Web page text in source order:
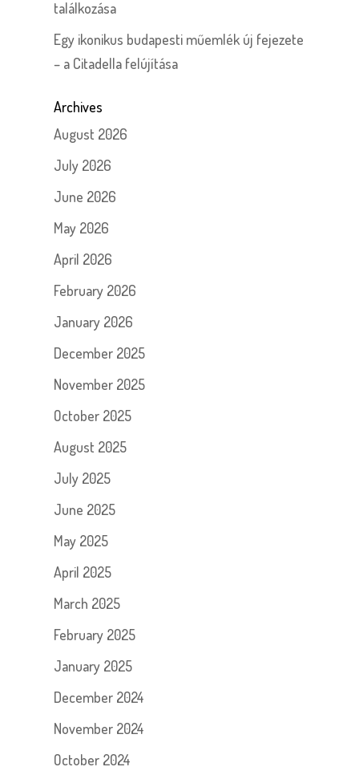
találkozása
Egy ikonikus budapesti műemlék új fejezete
– a Citadella felújítása
Archives
August 2026
July 2026
June 2026
May 2026
April 2026
February 2026
January 2026
December 2025
November 2025
October 2025
August 2025
July 2025
June 2025
May 2025
April 2025
March 2025
February 2025
January 2025
December 2024
November 2024
October 2024